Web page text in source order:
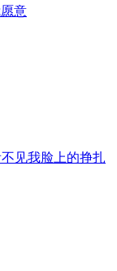
意
见我脸上的挣扎